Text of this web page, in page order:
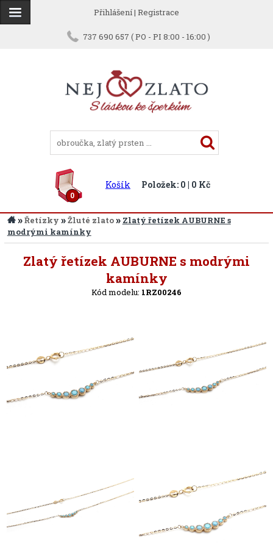
Přihlášení| Registrace
737 690 657 ( PO - PI 8:00 - 16:00 )
0
Košík Položek: 0 | 0 Kč
»Řetízky »Žluté zlato» Zlatý řetízek AUBURNE s
modrými kamínky
Zlatý řetízek AUBURNE s modrými
kamínky
Kód modelu: 1RZ00246